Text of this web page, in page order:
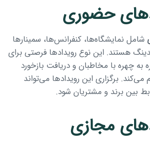
شامل نمایشگاه‌ها، کنفرانس‌ها، سمینارها
هستند. این نوع رویدادها فرصتی برای
به چهره با مخاطبان و دریافت بازخورد
می‌کند. برگزاری این رویدادها می‌تواند
بین برند و مشتریان شود.